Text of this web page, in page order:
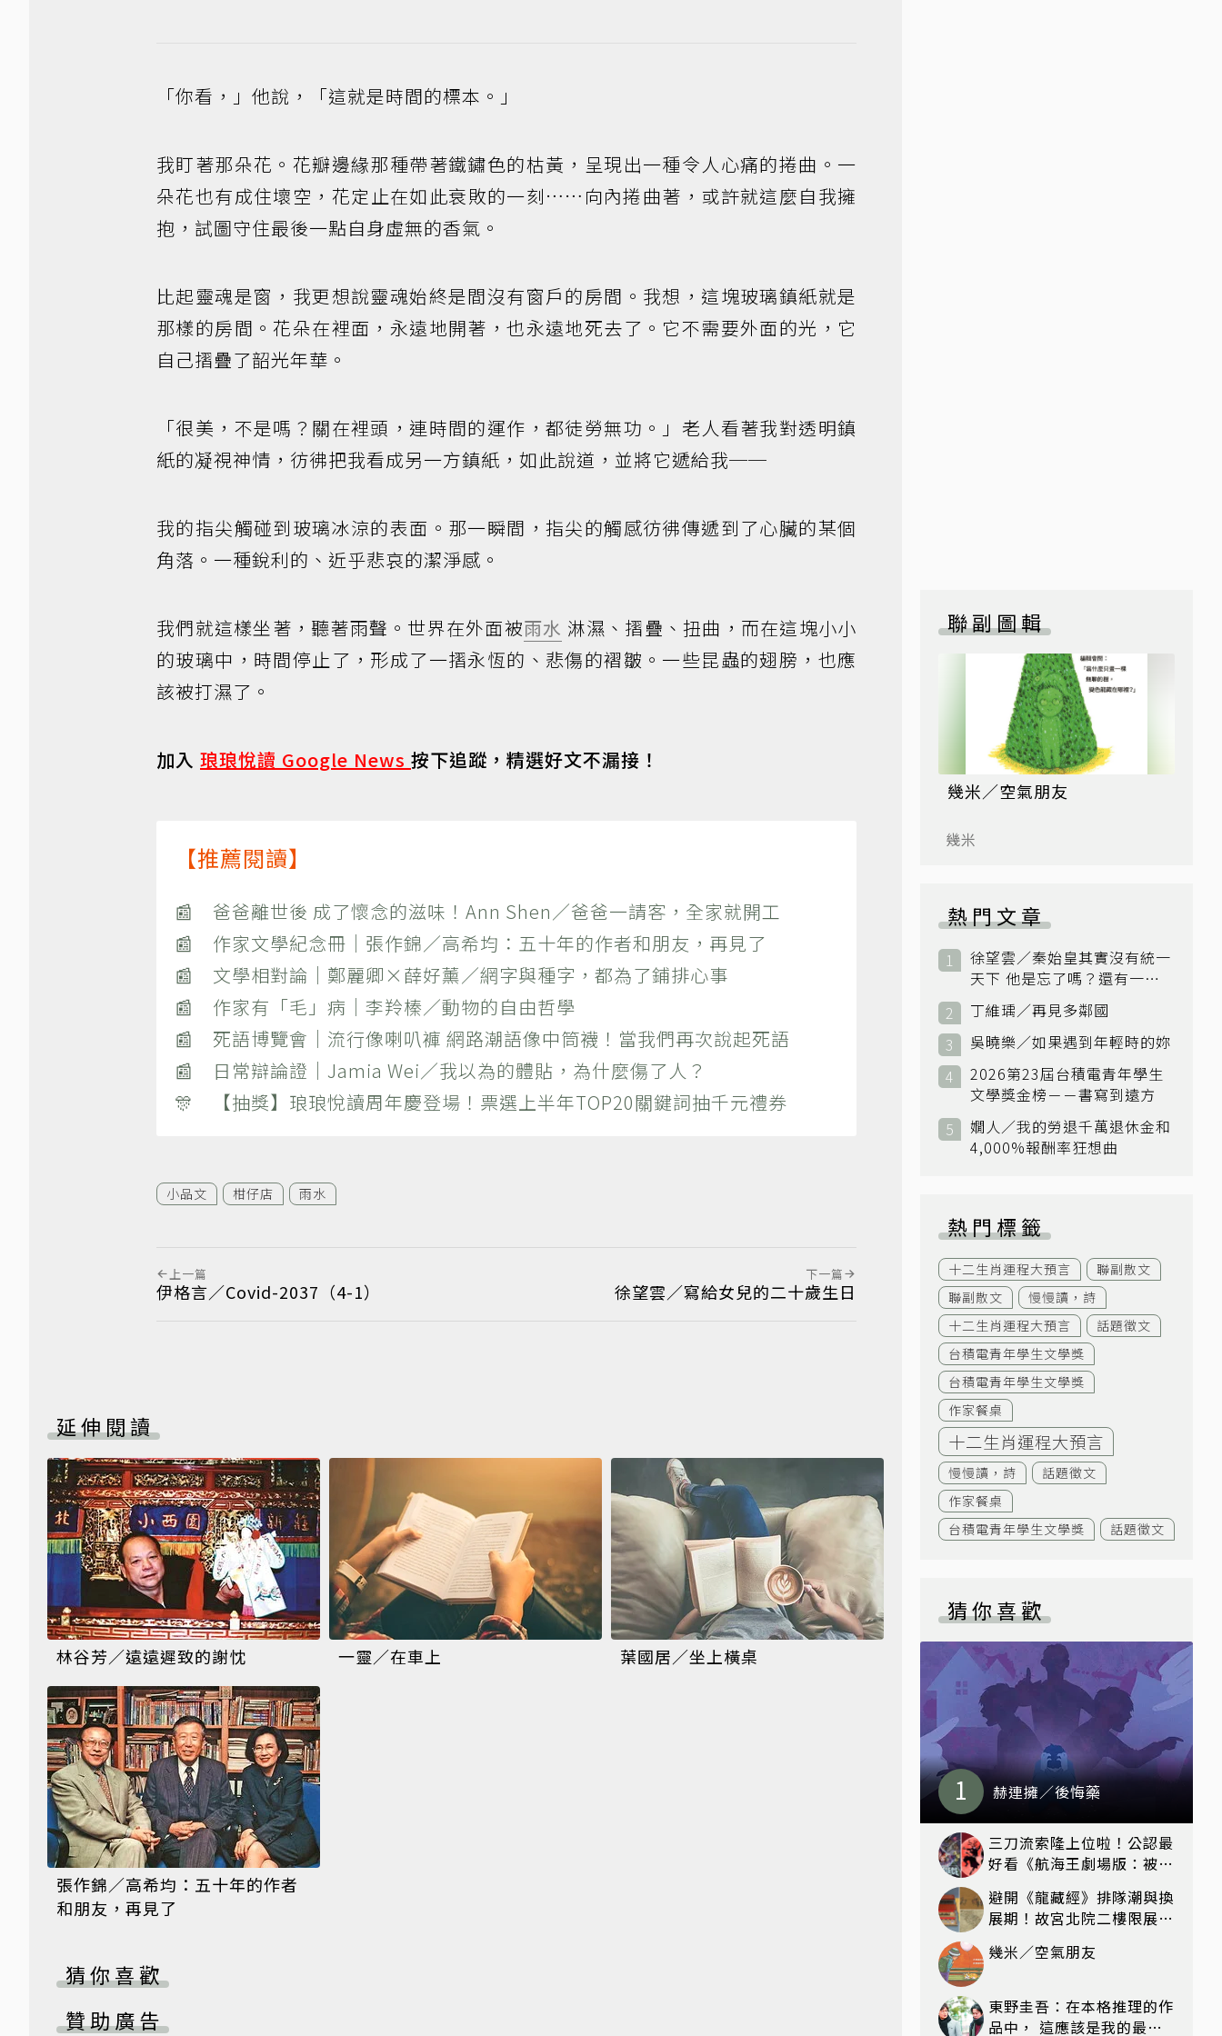
「你看，」他說，「這就是時間的標本。」
我盯著那朵花。花瓣邊緣那種帶著鐵鏽色的枯黃，呈現出一種令人心痛的捲曲。一
朵花也有成住壞空，花定止在如此衰敗的一刻……向內捲曲著，或許就這麼自我擁
抱，試圖守住最後一點自身虛無的香氣。
比起靈魂是窗，我更想說靈魂始終是間沒有窗戶的房間。我想，這塊玻璃鎮紙就是
那樣的房間。花朵在裡面，永遠地開著，也永遠地死去了。它不需要外面的光，它
自己摺疊了韶光年華。
「很美，不是嗎？關在裡頭，連時間的運作，都徒勞無功。」老人看著我對透明鎮
紙的凝視神情，彷彿把我看成另一方鎮紙，如此說道，並將它遞給我──
我的指尖觸碰到玻璃冰涼的表面。那一瞬間，指尖的觸感彷彿傳遞到了心臟的某個
角落。一種銳利的、近乎悲哀的潔淨感。
我們就這樣坐著，聽著雨聲。世界在外面被雨水 淋濕、摺疊、扭曲，而在這塊小小
的玻璃中，時間停止了，形成了一摺永恆的、悲傷的褶皺。一些昆蟲的翅膀，也應
該被打濕了。
加入 琅琅悅讀 Google News 按下追蹤，精選好文不漏接！
【推薦閱讀】
📰 爸爸離世後 成了懷念的滋味！Ann Shen／爸爸一請客，全家就開工
📰 作家文學紀念冊｜張作錦／高希均：五十年的作者和朋友，再見了
📰 文學相對論｜鄭麗卿×薛好薰／網字與種字，都為了鋪排心事
📰 作家有「毛」病｜李羚榛／動物的自由哲學
📰 死語博覽會｜流行像喇叭褲 網路潮語像中筒襪！當我們再次說起死語
📰 日常辯論證｜Jamia Wei／我以為的體貼，為什麼傷了人？
🎊 【抽獎】琅琅悅讀周年慶登場！票選上半年TOP20關鍵詞抽千元禮券
小品文 柑仔店 雨水
上一篇
伊格言／Covid-2037（4-1）
下一篇
徐望雲／寫給女兒的二十歲生日
延伸閱讀
林谷芳／遠遠遲致的謝忱 一靈／在車上 葉國居／坐上橫桌
張作錦／高希均：五十年的作者
和朋友，再見了
猜你喜歡
贊助廣告
聯副圖輯
幾米／空氣朋友
幾米
熱門文章
徐望雲／秦始皇其實沒有統一
天下 他是忘了嗎？還有一個
小國：衛國
丁維瑀／再見多鄰國
吳曉樂／如果遇到年輕時的妳
2026第23屆台積電青年學生
文學獎金榜－－書寫到遠方
嫺人／我的勞退千萬退休金和
4,000%報酬率狂想曲
熱門標籤
十二生肖運程大預言
聯副散文
聯副散文
慢慢讀，詩
十二生肖運程大預言
話題徵文
台積電青年學生文學獎
台積電青年學生文學獎
作家餐桌
十二生肖運程大預言
慢慢讀，詩
話題徵文
作家餐桌
台積電青年學生文學獎
話題徵文
猜你喜歡
赫連擁／後悔藥
三刀流索隆上位啦！公認最
好看《航海王劇場版：被詛
精美特典海報必收藏
避開《龍藏經》排隊潮與換
展期！故宮北院二樓限展國
最愛「滑冰賽」更精采
幾米／空氣朋友
東野圭吾：在本格推理的作
品中， 這應該是我的最高